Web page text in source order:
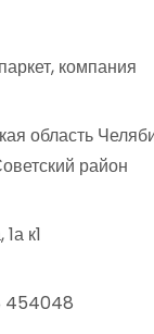
компания
область
район
к1
454048